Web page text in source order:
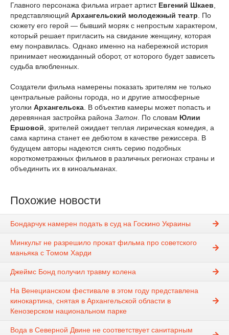
Главного персонажа фильма играет артист Евгений Шкаев
представляющий Архангельский молодежный театр . По
сюжету его герой — бывший моряк с непростым характером,
который решает пригласить на свидание женщину, которая
ему понравилась. Однако именно на набережной история
принимает неожиданный оборот, от которого будет зависеть
судьба влюбленных.
Создатели фильма намерены показать зрителям не только
центральные районы города, но и другие атмосферные
уголки Архангельска . В объектив камеры может попасть и
деревянная застройка района Затон . По словам Юлии
Ершовой , зрителей ожидает теплая лирическая комедия, а
сама картина станет ее дебютом в качестве режиссера. В
будущем авторы надеются снять серию подобных
короткометражных фильмов в различных регионах страны и
объединить их в киноальманах.
Похожие новости
Бондарчук намерен подать в суд на Госкино Украины
Минкульт не разрешило прокат фильма про советского
маньяка с Томом Харди
Джеймс Бонд получил травму колена
На Венецианском фестивале в этом году представлена
кинокартина, снятая в Архангельской области в
Кенозерском национальном парке
Вода в Северной Двине не соответствует санитарным